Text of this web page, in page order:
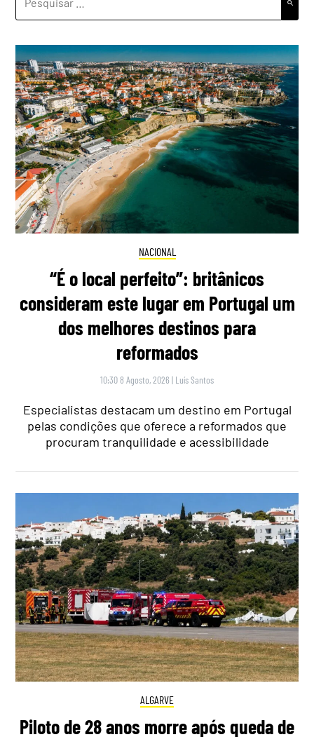
POR:
NACIONAL
“É o local perfeito”: britânicos
consideram este lugar em Portugal um
dos melhores destinos para
reformados
10:30 8 Agosto, 2026 | Luís Santos
Especialistas destacam um destino em Portugal
pelas condições que oferece a reformados que
procuram tranquilidade e acessibilidade
ALGARVE
Piloto de 28 anos morre após queda de